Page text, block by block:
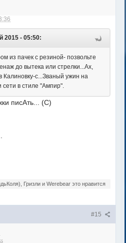
2015 - 05:50:
из пачек с резиной- позвольте
до вытека или стрелки...Ах,
Калиновку-с...Званый ужин на
сети в стиле "Ампир".
писАть... (С)
Гризли и Werebear это нравится
#15